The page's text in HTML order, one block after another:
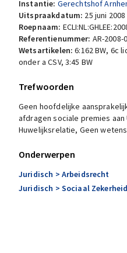
Instantie: Gerechtshof
Uitspraakdatum: 25 juni 2008
Roepnaam:
Referentienummer: AR-2008-
Wetsartikelen:6:162 BW, 6c
onder a CSV, 3:45 BW
Trefwoorden
Geen hoofdelijke
afdragen sociale premies aan
Huwelijksrelatie, Geen
Onderwerpen
Juridisch > Arbeidsrecht
Juridisch > Sociaal